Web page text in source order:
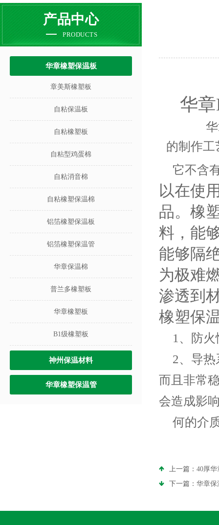
产品中心
PRODUCTS
华章橡塑保温板
章美斯橡塑板
自粘保温板
自粘橡塑板
自粘型鸡蛋棉
自粘消音棉
自粘橡塑保温棉
铝箔橡塑保温板
铝箔橡塑保温管
华章保温棉
普兰多橡塑板
华章橡塑板
B1级橡塑板
神州保温材料
华章橡塑保温管
华
的制作工
它不含
以在使
品。橡
料，能
能够隔
为极难
渗透到
橡塑保
1、防
2、导
而且非常
会造成影
何的介
上一篇： 40厚
下一篇： 华章保